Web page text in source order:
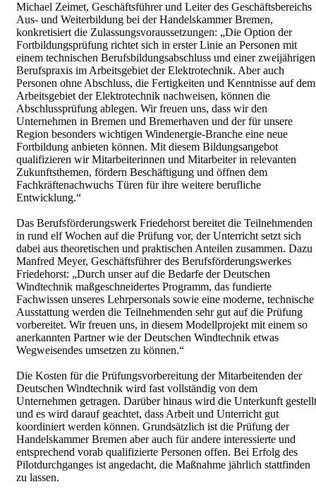
Michael Zeimet, Geschäftsführer und Leiter des Geschäftsbereichs
Aus- und Weiterbildung bei der Handelskammer Bremen,
konkretisiert die Zulassungsvoraussetzungen: „Die Option der
Fortbildungsprüfung richtet sich in erster Linie an Personen mit
einem technischen Berufsbildungsabschluss und einer zweijährigen
Berufspraxis im Arbeitsgebiet der Elektrotechnik. Aber auch
Personen ohne Abschluss, die Fertigkeiten und Kenntnisse auf dem
Arbeitsgebiet der Elektrotechnik nachweisen, können die
Abschlussprüfung ablegen. Wir freuen uns, dass wir den
Unternehmen in Bremen und Bremerhaven und der für unsere
Region besonders wichtigen Windenergie-Branche eine neue
Fortbildung anbieten können. Mit diesem Bildungsangebot
qualifizieren wir Mitarbeiterinnen und Mitarbeiter in relevanten
Zukunftsthemen, fördern Beschäftigung und öffnen dem
Fachkräftenachwuchs Türen für ihre weitere berufliche
Entwicklung.“
Das Berufsförderungswerk Friedehorst bereitet die Teilnehmenden
in rund elf Wochen auf die Prüfung vor, der Unterricht setzt sich
dabei aus theoretischen und praktischen Anteilen zusammen. Dazu
Manfred Meyer, Geschäftsführer des Berufsförderungswerkes
Friedehorst: „Durch unser auf die Bedarfe der Deutschen
Windtechnik maßgeschneidertes Programm, das fundierte
Fachwissen unseres Lehrpersonals sowie eine moderne, technische
Ausstattung werden die Teilnehmenden sehr gut auf die Prüfung
vorbereitet. Wir freuen uns, in diesem Modellprojekt mit einem so
anerkannten Partner wie der Deutschen Windtechnik etwas
Wegweisendes umsetzen zu können.“
Die Kosten für die Prüfungsvorbereitung der Mitarbeitenden der
Deutschen Windtechnik wird fast vollständig von dem
Unternehmen getragen. Darüber hinaus wird die Unterkunft gestellt
und es wird darauf geachtet, dass Arbeit und Unterricht gut
koordiniert werden können. Grundsätzlich ist die Prüfung der
Handelskammer Bremen aber auch für andere interessierte und
entsprechend vorab qualifizierte Personen offen. Bei Erfolg des
Pilotdurchganges ist angedacht, die Maßnahme jährlich stattfinden
zu lassen.